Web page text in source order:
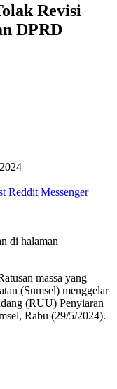
Revisi
DPRD
Reddit Messenger
di halaman
massa yang
(Sumsel) menggelar
(RUU) Penyiaran
Rabu (29/5/2024).